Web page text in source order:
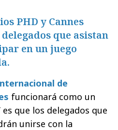
PHD y Cannes
que asistan
en un juego
de
funcionará como un
es que los delegados que
unirse con la